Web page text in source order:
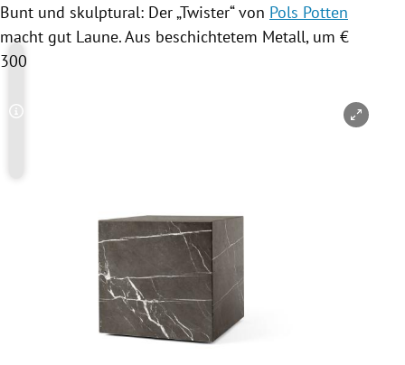
Bunt und skulptural: Der „Twister“ von Pols Potten
macht gut Laune. Aus beschichtetem Metall, um €
300
Copyright-Hinweis öffnen/schließen